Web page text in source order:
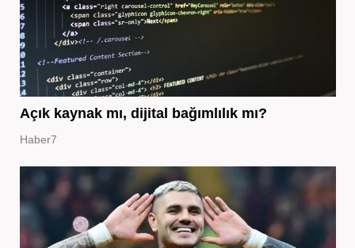
Açık kaynak mı, dijital bağımlılık mı?
Haber7